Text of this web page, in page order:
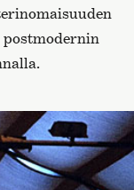
postmodernin